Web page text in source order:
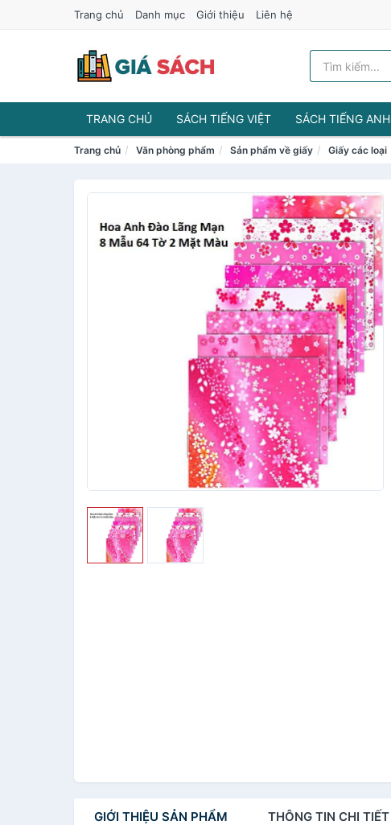
Trang chủ Danh mục Giới thiệu Liên hệ
TRANG CHỦ SÁCH TIẾNG VIỆT SÁCH TIẾNG ANH
Trang chủ Văn phòng phẩm Sản phẩm về giấy Giấy các loại
GIỚI THIỆU SẢN PHẨM THÔNG TIN CHI TIẾT